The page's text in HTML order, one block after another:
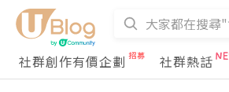
社群創作有價企劃
社群熱話